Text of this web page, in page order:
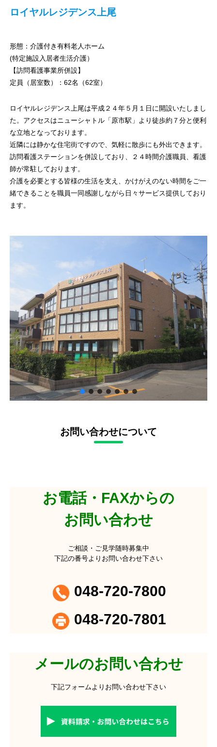
ロイヤルレジデンス上尾
形態：介護付き有料老人ホーム
(特定施設入居者生活介護）
【訪問看護事業所併設】
定員（居室数）：62名（62室）
ロイヤルレジデンス上尾は平成２４年５月１日に開設いたしまし
た。アクセスはニューシャトル「原市駅」より徒歩約７分と便利
な立地となっております。
近隣には静かな住宅街ですので、気軽に散歩にも外出できます。
訪問看護ステーションを併設しており、２４時間介護職員、看護
師が常駐しております。
介護を必要とする皆様の生活を支え、かけがえのない時間をご一
緒できることを職員一同感謝しながら日々サービス提供しており
ます。
お問い合わせについて
お電話・FAXからの
お問い合わせ
ご相談・ご見学随時募集中
下記の番号よりお問い合わせ下さい
048-720-7800
048-720-7801
メールのお問い合わせ
下記フォームよりお問い合わせ下さい